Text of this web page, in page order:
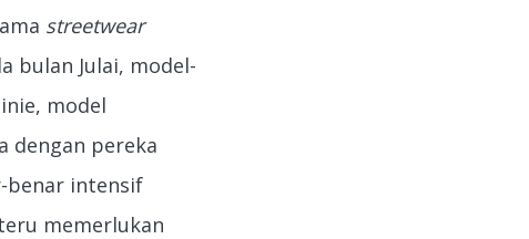
streetwear
bulan Julai, model-
model
dengan pereka
benar intensif
memerlukan